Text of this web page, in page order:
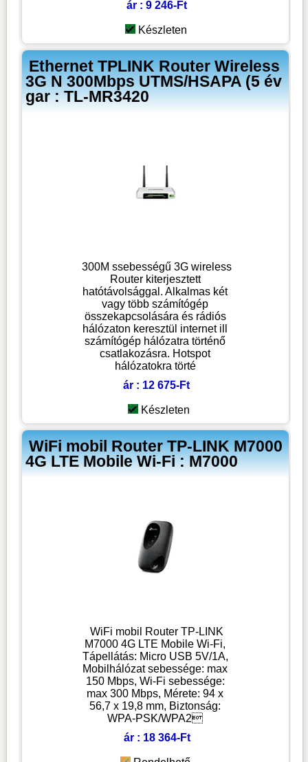
ár : 9 246-Ft
Készleten
Ethernet TPLINK Router Wireless
3G N 300Mbps UTMS/HSAPA (5 év
gar : TL-MR3420
300M ssebességű 3G wireless
Router kiterjesztett
hatótávolsággal. Alkalmas két
vagy több számítógép
összekapcsolására és rádiós
hálózaton keresztül internet ill
számítógép hálózatra történő
csatlakozásra. Hotspot
hálózatokra törté
ár : 12 675-Ft
Készleten
WiFi mobil Router TP-LINK M7000
4G LTE Mobile Wi-Fi : M7000
WiFi mobil Router TP-LINK
M7000 4G LTE Mobile Wi-Fi,
Tápellátás: Micro USB 5V/1A,
Mobilhálózat sebessége: max
150 Mbps, Wi-Fi sebessége:
max 300 Mbps, Mérete: 94 x
56,7 x 19,8 mm, Biztonság:
WPA-PSK/WPA2
ár : 18 364-Ft